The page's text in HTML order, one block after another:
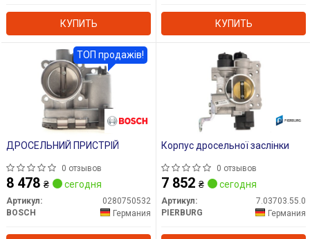
КУПИТЬ КУПИТЬ
ДРОСЕЛЬНИЙ ПРИСТРІЙ
0 отзывов
8 478 ₴ сегодня
Артикул:
0280750532
BOSCH
Германия
ТОП продажів!
Корпус дросельної заслінки
0 отзывов
7 852 ₴ сегодня
Артикул:
7.03703.55.0
PIERBURG
Германия